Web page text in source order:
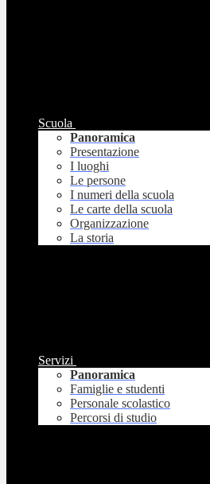
Scuola
Panoramica
Presentazione
I luoghi
Le persone
I numeri della scuola
Le carte della scuola
Organizzazione
La storia
Servizi
Panoramica
Famiglie e studenti
Personale scolastico
Percorsi di studio